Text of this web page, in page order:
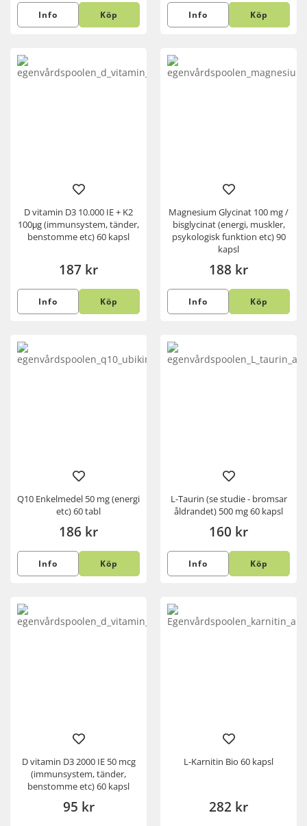
Info Köp Info Köp
D vitamin D3 10.000 IE + K2
100μg (immunsystem, tänder,
benstomme etc) 60 kapsl
187 kr
Info Köp
Magnesium Glycinat 100 mg /
bisglycinat (energi, muskler,
psykologisk funktion etc) 90
kapsl
188 kr
Info Köp
Q10 Enkelmedel 50 mg (energi
etc) 60 tabl
186 kr
Info Köp
L-Taurin (se studie - bromsar
åldrandet) 500 mg 60 kapsl
160 kr
Info Köp
D vitamin D3 2000 IE 50 mcg
(immunsystem, tänder,
benstomme etc) 60 kapsl
95 kr
L-Karnitin Bio 60 kapsl
282 kr